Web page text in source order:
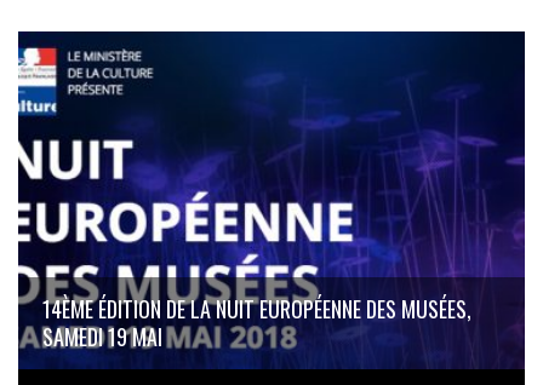
14ÈME ÉDITION DE LA NUIT EUROPÉENNE DES MUSÉES,
SAMEDI 19 MAI